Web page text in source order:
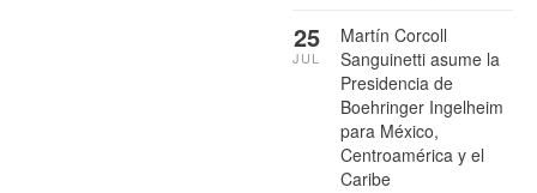
Martín Corcoll
Sanguinetti asume la
Presidencia de
Boehringer Ingelheim
para México,
Centroamérica y el
Caribe
25
JUL